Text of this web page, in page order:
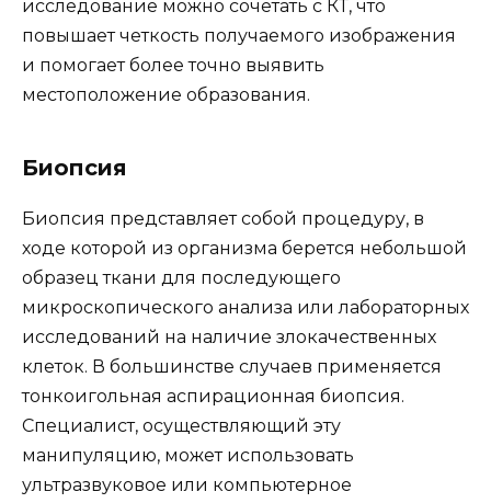
исследование можно сочетать с КТ, что
повышает четкость получаемого изображения
и помогает более точно выявить
местоположение образования.
Биопсия
Биопсия представляет собой процедуру, в
ходе которой из организма берется небольшой
образец ткани для последующего
микроскопического анализа или лабораторных
исследований на наличие злокачественных
клеток. В большинстве случаев применяется
тонкоигольная аспирационная биопсия.
Специалист, осуществляющий эту
манипуляцию, может использовать
ультразвуковое или компьютерное